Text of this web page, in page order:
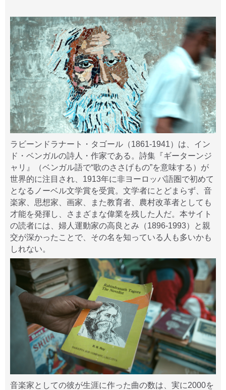
ラビーンドラナート・タゴール（1861-1941）は、イン
ド・ベンガルの詩人・作家である。詩集『ギーターンジ
ャリ』（ベンガル語で“歌のささげもの”を意味する）が
世界的に注目され、1913年に非ヨーロッパ語圏で初めて
となるノーベル文学賞を受賞。文学者にとどまらず、音
楽家、思想家、画家、また教育者、農村改革者としても
才能を発揮し、さまざまな偉業を残した人だ。本サイト
の読者には、婦人運動家の高良とみ（1896-1993）と親
交が深かったことで、その名を知っている人も多いかも
しれない。
音楽家としての彼が生涯に作った曲の数は、実に2000を